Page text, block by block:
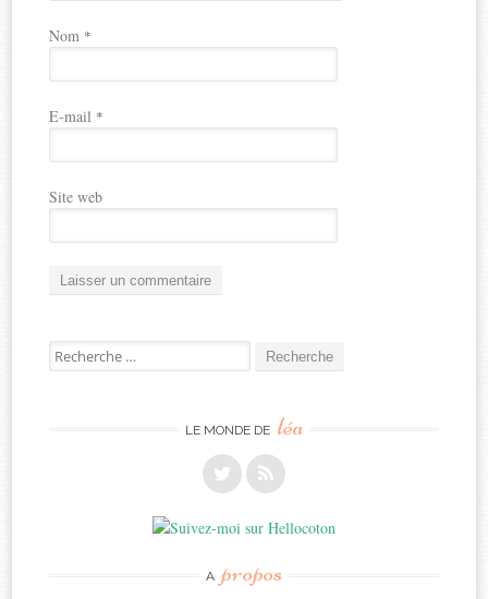
Nom *
E-mail *
Site web
Recherche
pour:
LE MONDE DE léa
A propos